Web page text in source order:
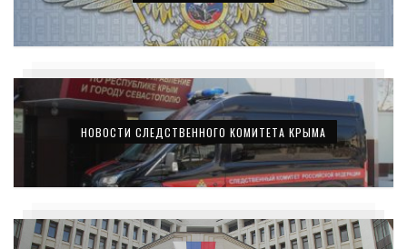
НОВОСТИ СЛЕДСТВЕННОГО КОМИТЕТА КРЫМА